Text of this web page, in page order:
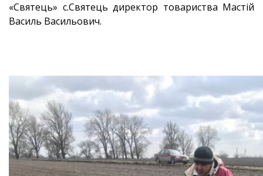
«Святець» с.Святець директор товариства Мастій
Василь Васильович.